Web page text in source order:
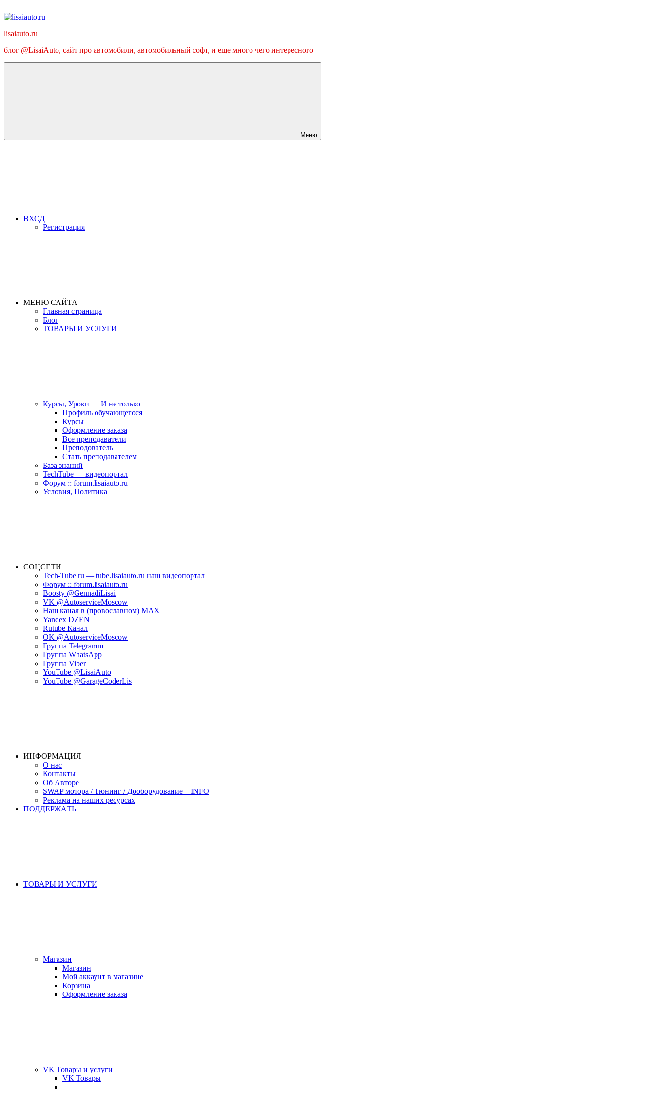
к
lisaiauto.ru
блог @LisaiAuto, сайт про автомобили, автомобильный софт, и еще много чего интересного
Меню
ВХОД
Регистрация
МЕНЮ САЙТА
Главная страница
Блог
ТОВАРЫ И УСЛУГИ
Курсы, Уроки — И не только
Профиль обучающегося
Курсы
Оформление заказа
Все преподаватели
Преподователь
Стать преподавателем
База знаний
TechTube — видеопортал
Форум :: forum.lisaiauto.ru
Условия, Политика
СОЦСЕТИ
Tech-Tube.ru — tube.lisaiauto.ru наш видеопортал
Форум :: forum.lisaiauto.ru
Boosty @GennadiLisai
VK @AutoserviceMoscow
Наш канал в (провославном) MAX
Yandex DZEN
Rutube Канал
OK @AutoserviceMoscow
Группа Telegramm
Группа WhatsApp
Группа Viber
YouTube @LisaiAuto
YouTube @GarageCoderLis
ИНФОРМАЦИЯ
О нас
Контакты
Об Авторе
SWAP мотора / Тюнинг / Дооборудование – INFO
Реклама на наших ресурсах
ПОДДЕРЖАTЬ
ТОВАРЫ И УСЛУГИ
Магазин
Магазин
Мой аккаунт в магазине
Корзина
Оформление заказа
VK Товары и услуги
VK Товары